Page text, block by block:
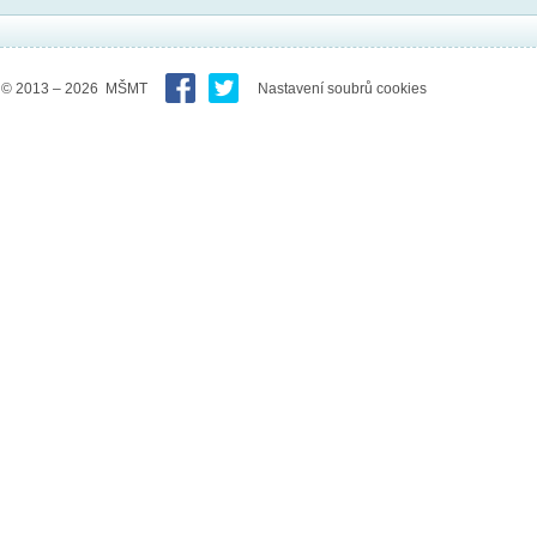
© 2013 – 2026 MŠMT Nastavení soubrů cookies